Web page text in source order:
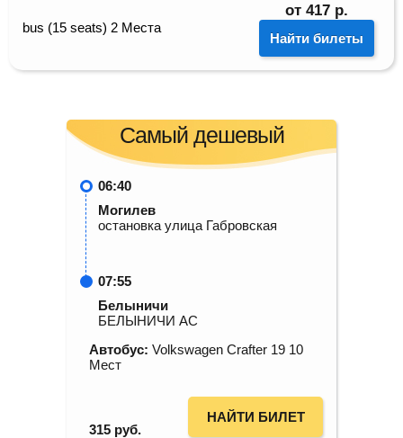
bus (15 seats) 2 Места
от 417 р.
Найти билеты
Самый дешевый
06:40
Могилев
остановка улица Габровская
07:55
Белыничи
БЕЛЫНИЧИ АС
Автобус: Volkswagen Crafter 19 10
Мест
315 руб.
НАЙТИ БИЛЕТ